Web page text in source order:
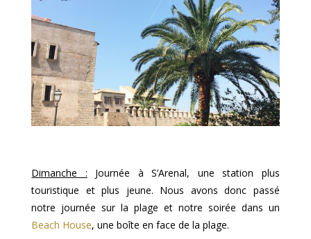
Dimanche : Journée à S’Arenal, une station plus
touristique et plus jeune. Nous avons donc passé
notre journée sur la plage et notre soirée dans un
Beach House, une boîte en face de la plage.